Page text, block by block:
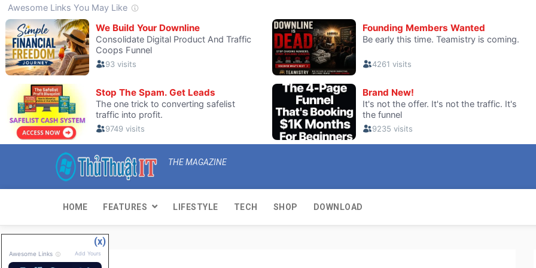
THE MAGAZINE
HOME FEATURES LIFESTYLE TECH SHOP DOWNLOAD
(x)